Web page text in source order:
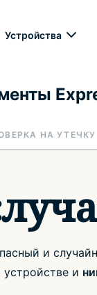
Устройства
НА УТЕЧКУ
и
устройстве и